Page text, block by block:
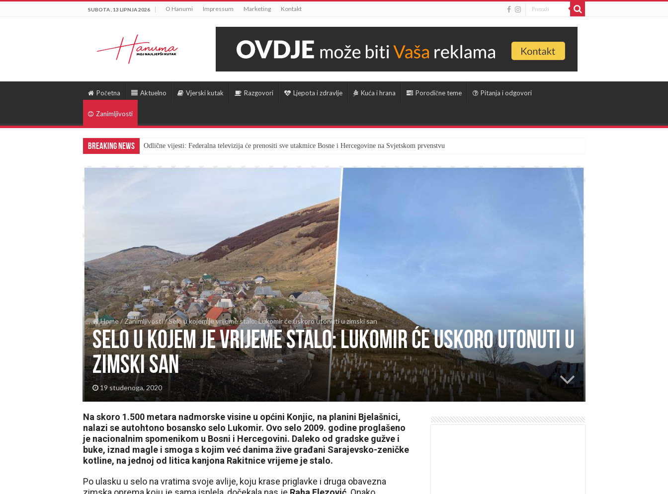
SUBOTA , 13 LIPNJA 2026 O Hanumi Impressum Marketing Kontakt
Početna Aktuelno Vjerski kutak Razgovori Ljepota i zdravlje Kuća i hrana Porodične teme Pitanja i odgovori
Zanimljivosti
Breaking News Odlične vijesti: Federalna televizija će prenositi sve utakmice Bosne i Hercegovine na Svjetskom prvenstvu
Home/Zanimljivosti/Selo u kojem je vrijeme stalo: Lukomir će uskoro utonuti u zimski san
Selo u kojem je vrijeme stalo: Lukomir će uskoro utonuti u
zimski san
19 studenoga, 2020
Na skoro 1.500 metara nadmorske visine u općini Konjic, na planini Bjelašnici,
nalazi se autohtono bosansko selo Lukomir. Ovo selo 2009. godine proglašeno
je nacionalnim spomenikom u Bosni i Hercegovini. Daleko od gradske gužve i
buke, iznad magle i smoga s kojim već danima žive građani Sarajevsko-zeničke
kotline, na jednoj od litica kanjona Rakitnice vrijeme je stalo.
Po ulasku u selo na vratima svoje avlije, koju krase priglavke i druga obavezna